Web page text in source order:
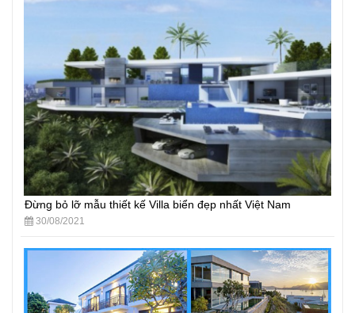
Đừng bỏ lỡ mẫu thiết kế Villa biển đẹp nhất Việt Nam
30/08/2021